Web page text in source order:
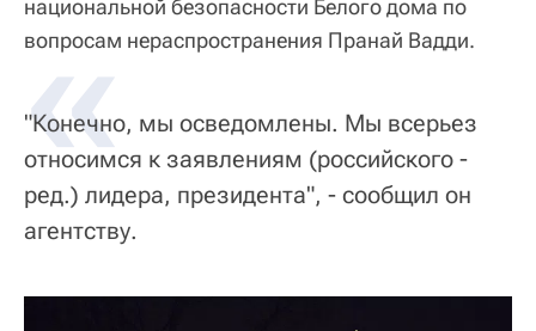
национальной безопасности Белого дома по
вопросам нераспространения Пранай Вадди.
«
"Конечно, мы осведомлены. Мы всерьез
относимся к заявлениям (российского -
ред.) лидера, президента", - сообщил он
агентству.